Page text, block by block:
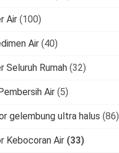
Air (100)
Air (40)
Seluruh Rumah (32)
Air (5)
gelembung ultra halus (86)
Kebocoran Air (33)